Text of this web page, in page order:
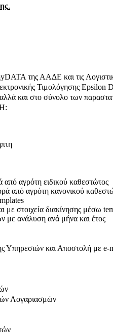
.
της ΑΑΔΕ και τις
Τιμολόγησης Epsilon
και στο σύνολο των
από αγρότη ειδικού καθεστώτος
από αγρότη κανονικού
στοιχεία διακίνησης μέσω
ανάλυση ανά μήνα και έτος
Υπηρεσιών και Αποστολή με e-
Λογαριασμών